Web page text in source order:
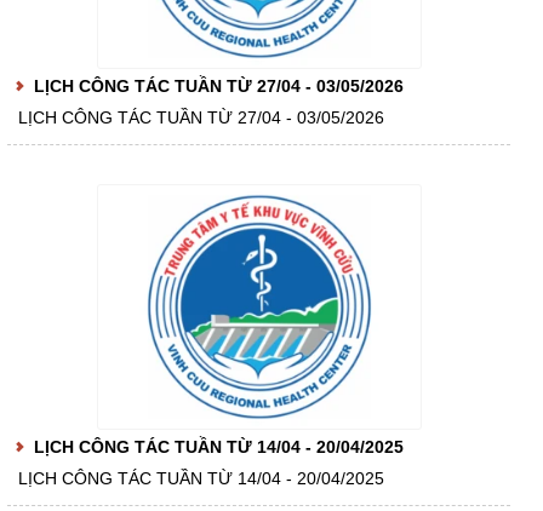
LỊCH CÔNG TÁC TUẦN TỪ 27/04 - 03/05/2026
LỊCH CÔNG TÁC TUẦN TỪ 27/04 - 03/05/2026
LỊCH CÔNG TÁC TUẦN TỪ 14/04 - 20/04/2025
LỊCH CÔNG TÁC TUẦN TỪ 14/04 - 20/04/2025